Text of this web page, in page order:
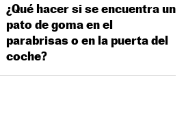
¿Qué hacer si se encuentra un
pato de goma en el
parabrisas o en la puerta del
coche?